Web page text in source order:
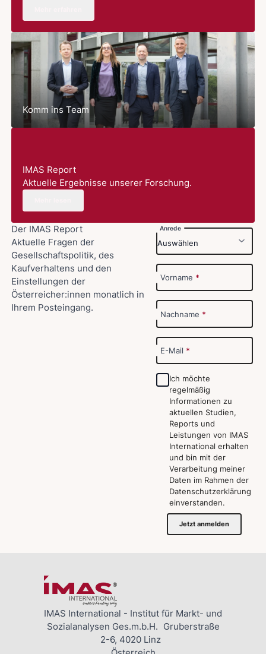
Komm ins Team
IMAS Report
Aktuelle Ergebnisse unserer Forschung.
Der IMAS Report
Aktuelle Fragen der
Gesellschaftspolitik, des
Kaufverhaltens und den
Einstellungen der
Österreicher:innen monatlich in
Ihrem Posteingang.
Anrede
Vorname *
Nachname *
E-Mail *
Ich möchte
regelmäßig
Informationen zu
aktuellen Studien,
Reports und
Leistungen von IMAS
International erhalten
und bin mit der
Verarbeitung meiner
Daten im Rahmen der
Datenschutzerklärung
einverstanden.
Jetzt anmelden
IMAS International - Institut für Markt- und
Sozialanalysen Ges.m.b.H. Gruberstraße
2-6, 4020 Linz